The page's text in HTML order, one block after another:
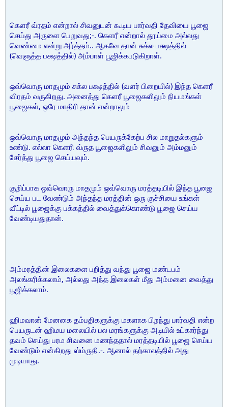
கெளரீ வ்ரதம் என்றால் சிவனுடன் கூடிய பார்வதி தேவியை பூஜை
செய்து அருளை பெறுவது;-. கெளரீ என்றால் தூய்மை அல்லது
வெண்மை என்று அர்த்தம்.. ஆகவே தான் சுக்ல பக்ஷத்தில்
(வெளுத்த பக்ஷத்தில்) அம்பாள் பூஜிக்கபடுகிறாள்.
ஒவ்வொரு மாதமும் சுக்ல பக்ஷத்தில் (வளர் பிறையில்) இந்த கெளரீ
விரதம் வருகிறது. அனைத்து கெளரீ பூஜைகளிலும் நியமங்கள்
பூஜைகள், ஒரே மாதிரி தான் என்றாலும்
ஒவ்வொரு மாதமும் அந்தந்த பெயருக்கேற்ப சில மாறுதல்களும்
உண்டு. எல்லா கெளரி வ்ருத பூஜைகளிலும் சிவனும் அம்மனும்
சேர்த்து பூஜை செய்யவும்.
குறிப்பாக ஒவ்வொரு மாதமும் ஒவ்வொரு மரத்தடியில் இந்த பூஜை
செய்ய பட வேண்டும் அந்தந்த மரத்தின் ஒரு குச்சியை உங்கள்
வீட்டில் பூஜைக்கு பக்கத்தில் வைத்துக்கொண்டு பூஜை செய்ய
வேண்டியதுதான்.
அம்மரத்தின் இலைகளை பறித்து வந்து பூஜை மண்டபம்
அலங்கரிக்கலாம், அல்லது அந்த இலைகள் மீது அம்மனை வைத்து
பூஜிக்கலாம்.
ஹிமவான் மேனகை தம்பதிகளுக்கு மகளாக பிறந்து பார்வதி என்ற
பெயருடன் ஹிமய மலையில் பல மரங்களுக்கு அடியில் உட்கார்ந்து
தவம் செய்து பரம சிவனை மணந்ததால் மரத்தடியில் பூஜை செய்ய
வேண்டும் என்கிறது ஸ்ம்ருதி.-. ஆனால் தற்காலத்தில் அது
முடியாது.